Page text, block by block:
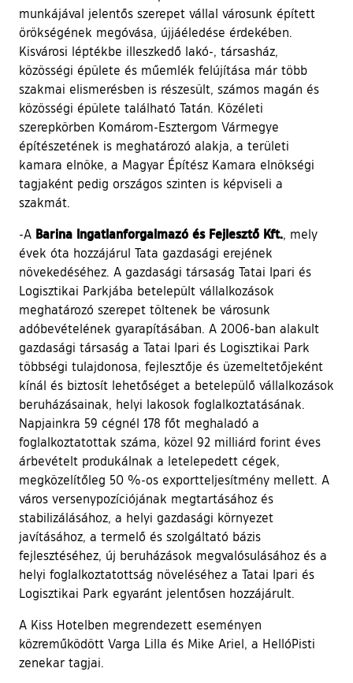
munkájával jelentős szerepet vállal városunk épített
örökségének megóvása, újjáéledése érdekében.
Kisvárosi léptékbe illeszkedő lakó-, társasház,
közösségi épülete és műemlék felújítása már több
szakmai elismerésben is részesült, számos magán és
közösségi épülete található Tatán. Közéleti
szerepkörben Komárom-Esztergom Vármegye
építészetének is meghatározó alakja, a területi
kamara elnöke, a Magyar Építész Kamara elnökségi
tagjaként pedig országos szinten is képviseli a
szakmát.
-A Barina Ingatlanforgalmazó és Fejlesztő Kft., mely
évek óta hozzájárul Tata gazdasági erejének
növekedéséhez. A gazdasági társaság Tatai Ipari és
Logisztikai Parkjába betelepült vállalkozások
meghatározó szerepet töltenek be városunk
adóbevételének gyarapításában. A 2006-ban alakult
gazdasági társaság a Tatai Ipari és Logisztikai Park
többségi tulajdonosa, fejlesztője és üzemeltetőjeként
kínál és biztosít lehetőséget a betelepülő vállalkozások
beruházásainak, helyi lakosok foglalkoztatásának.
Napjainkra 59 cégnél 178 főt meghaladó a
foglalkoztatottak száma, közel 92 milliárd forint éves
árbevételt produkálnak a letelepedett cégek,
megközelítőleg 50 %-os exportteljesítmény mellett. A
város versenypozíciójának megtartásához és
stabilizálásához, a helyi gazdasági környezet
javításához, a termelő és szolgáltató bázis
fejlesztéséhez, új beruházások megvalósulásához és a
helyi foglalkoztatottság növeléséhez a Tatai Ipari és
Logisztikai Park egyaránt jelentősen hozzájárult.
A Kiss Hotelben megrendezett eseményen
közreműködött Varga Lilla és Mike Ariel, a HellóPisti
zenekar tagjai.